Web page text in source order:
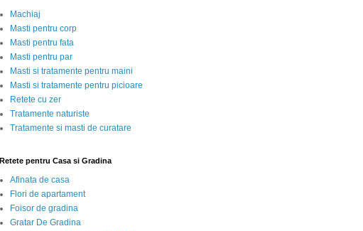
Machiaj
Masti pentru corp
Masti pentru fata
Masti pentru par
Masti si tratamente pentru maini
Masti si tratamente pentru picioare
Retete cu zer
Tratamente naturiste
Tratamente si masti de curatare
Retete pentru Casa si Gradina
Afinata de casa
Flori de apartament
Foisor de gradina
Gratar De Gradina